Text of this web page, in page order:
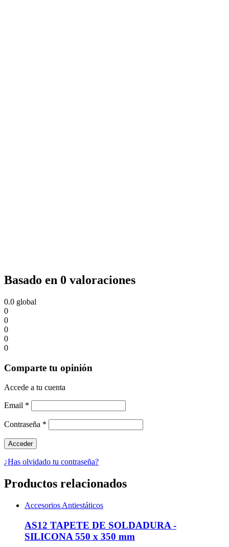
Basado en 0 valoraciones
0.0 global
0
0
0
0
0
Comparte tu opinión
Accede a tu cuenta
Email *
Contraseña *
¿Has olvidado tu contraseña?
Productos relacionados
Accesorios Antiestáticos
AS12 TAPETE DE SOLDADURA -
SILICONA 550 x 350 mm